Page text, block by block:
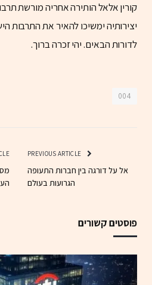
קורין אלאל הותירה אחריה מורשת
יצירותיה ימשיכו להאיר את התרבות
לדורות הבאים. יהי זכרה ברוך.
004
אל על דורגה בין חברות התעופה
הגרועות בעולם
פוסטים קשורים